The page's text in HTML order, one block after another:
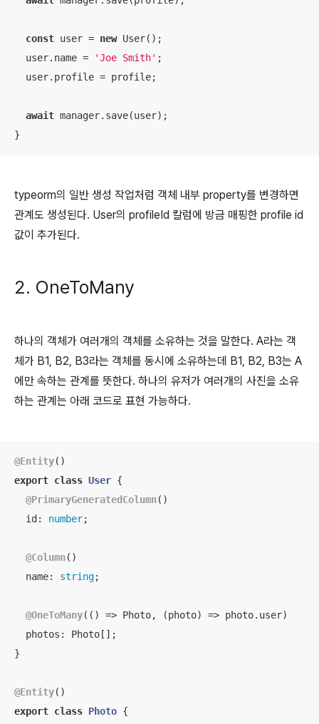
const user = new User();
  user.name =
'Joe Smith' ;
  user.profile = profile;
await manager.save(user);
}
typeorm의 일반 생성 작업처럼 객체 내부 property를 변경하면
관계도 생성된다. User의 profileId 칼럼에 방금 매핑한 profile id
값이 추가된다.
2. OneToMany
하나의 객체가 여러개의 객체를 소유하는 것을 말한다. A라는 객
체가 B1, B2, B3라는 객체를 동시에 소유하는데 B1, B2, B3는 A
에만 속하는 관계를 뜻한다. 하나의 유저가 여러개의 사진을 소유
하는 관계는 아래 코드로 표현 가능하다.
@Entity
export class User {
@PrimaryGeneratedColumn()
id : number;
@Column()
name: string;
@OneToMany( () => Photo, (photo) => photo.user)
photos : Photo[];
}
@Entity
export class Photo {